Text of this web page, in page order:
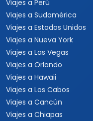
Viajes a Europa
Viajes a Canadá
Viajes a Japón
Viajes a Japón y Corea del
Sur
Viajes a Colombia
Viajes a Perú
Viajes a Sudamérica
Viajes a Estados Unidos
Viajes a Nueva York